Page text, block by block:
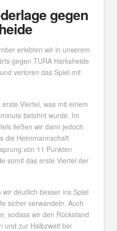
gegen
erlebten wir in unserem
gegen TURA Harksheide
verloren das Spiel mit
Viertel, was mit einem
belohnt wurde. Im
ließen wir dann jedoch
die Heimmannschaft
von 11 Punkten
somit das erste Viertel der
deutlich besser ins Spiel
sicher verwandeln. Auch
sodass wir den Rückstand
und zur Halbzweit bei